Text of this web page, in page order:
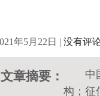
年5月22日 | 没有评
文章摘要：
中
构；征